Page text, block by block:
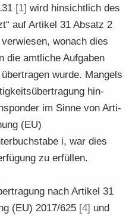
[1] wird hin­sicht­lich des
auf Ar­ti­kel 31 Ab­satz 2
ver­wie­sen, wo­nach dies
die amt­li­che Auf­ga­ben
wurde. Man­gels
hin­
im Sinne von Ar­ti­
(EU)
i, war dies
zu er­fül­len.
nach Ar­ti­kel 31
(EU) 2017/625 [4] und